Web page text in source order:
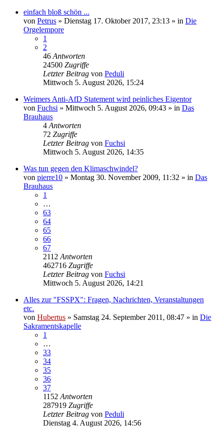
einfach bloß schön ...
von Petrus » Dienstag 17. Oktober 2017, 23:13 » in Die
Orgelempore
1
2
46 Antworten
24500 Zugriffe
Letzter Beitrag von Peduli
Mittwoch 5. August 2026, 15:24
Weimers Anti-AfD Statement wird peinliches Eigentor
von Fuchsi » Mittwoch 5. August 2026, 09:43 » in Das
Brauhaus
4 Antworten
72 Zugriffe
Letzter Beitrag von Fuchsi
Mittwoch 5. August 2026, 14:35
Was tun gegen den Klimaschwindel?
von pierre10 » Montag 30. November 2009, 11:32 » in Das
Brauhaus
1
…
63
64
65
66
67
2112 Antworten
462716 Zugriffe
Letzter Beitrag von Fuchsi
Mittwoch 5. August 2026, 14:21
Alles zur "FSSPX": Fragen, Nachrichten, Veranstaltungen
etc.
von Hubertus » Samstag 24. September 2011, 08:47 » in Die
Sakramentskapelle
1
…
33
34
35
36
37
1152 Antworten
287919 Zugriffe
Letzter Beitrag von Peduli
Dienstag 4. August 2026, 14:56